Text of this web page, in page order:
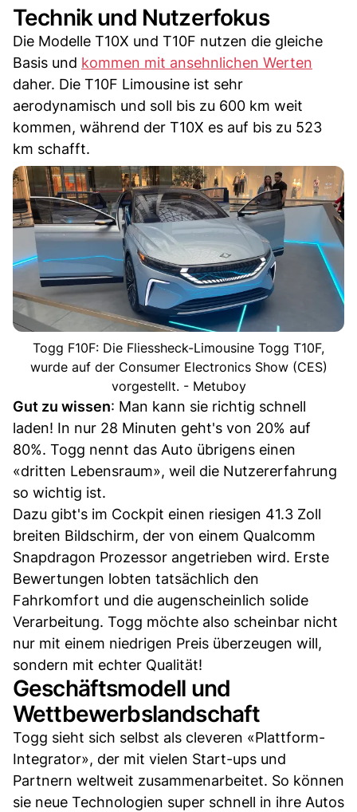
Technik und Nutzerfokus
Die Modelle T10X und T10F nutzen die gleiche
Basis und kommen mit ansehnlichen Werten
daher. Die T10F Limousine ist sehr
aerodynamisch und soll bis zu 600 km weit
kommen, während der T10X es auf bis zu 523
km schafft.
Togg F10F: Die Fliessheck-Limousine Togg T10F,
wurde auf der Consumer Electronics Show (CES)
vorgestellt. - Metuboy
Gut zu wissen: Man kann sie richtig schnell
laden! In nur 28 Minuten geht's von 20% auf
80%. Togg nennt das Auto übrigens einen
«dritten Lebensraum», weil die Nutzererfahrung
so wichtig ist.
Dazu gibt's im Cockpit einen riesigen 41.3 Zoll
breiten Bildschirm, der von einem Qualcomm
Snapdragon Prozessor angetrieben wird. Erste
Bewertungen lobten tatsächlich den
Fahrkomfort und die augenscheinlich solide
Verarbeitung. Togg möchte also scheinbar nicht
nur mit einem niedrigen Preis überzeugen will,
sondern mit echter Qualität!
Geschäftsmodell und
Wettbewerbslandschaft
Togg sieht sich selbst als cleveren «Plattform-
Integrator», der mit vielen Start-ups und
Partnern weltweit zusammenarbeitet. So können
sie neue Technologien super schnell in ihre Autos